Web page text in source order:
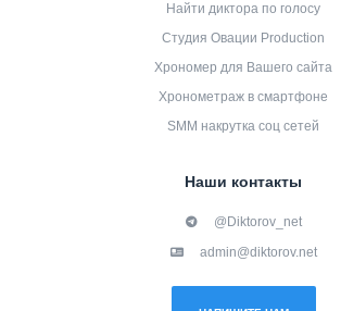
Найти диктора по голосу
Студия Овации Production
Хрономер для Вашего сайта
Хронометраж в смартфоне
SMM накрутка соц сетей
Наши контакты
@Diktorov_net
admin@diktorov.net